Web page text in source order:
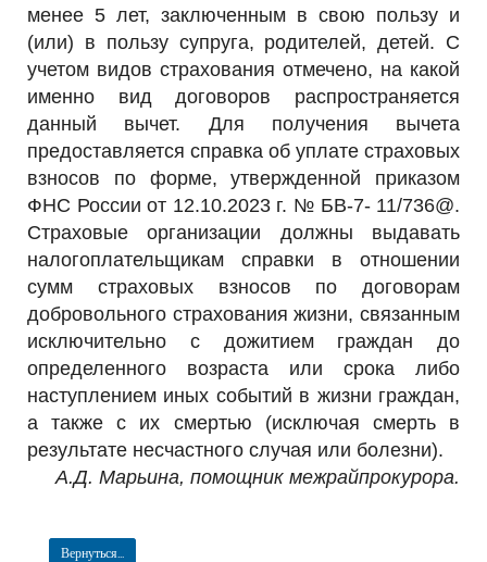
менее 5 лет, заключенным в свою пользу и
(или) в пользу супруга, родителей, детей. С
учетом видов страхования отмечено, на какой
именно вид договоров распространяется
данный вычет. Для получения вычета
предоставляется справка об уплате страховых
взносов по форме, утвержденной приказом
ФНС России от 12.10.2023 г. № БВ-7- 11/736@.
Страховые организации должны выдавать
налогоплательщикам справки в отношении
сумм страховых взносов по договорам
добровольного страхования жизни, связанным
исключительно с дожитием граждан до
определенного возраста или срока либо
наступлением иных событий в жизни граждан,
а также с их смертью (исключая смерть в
результате несчастного случая или болезни).
А.Д. Марьина, помощник межрайпрокурора.
Вернуться...